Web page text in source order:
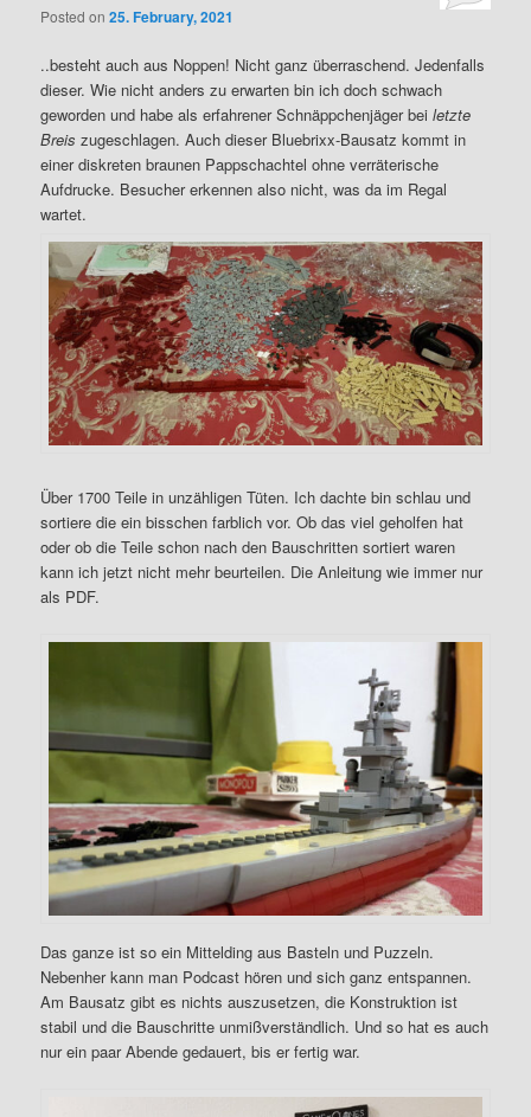
Posted on25. February, 2021
..besteht auch aus Noppen! Nicht ganz überraschend. Jedenfalls
dieser. Wie nicht anders zu erwarten bin ich doch schwach
geworden und habe als erfahrener Schnäppchenjäger bei letzte
Breis zugeschlagen. Auch dieser Bluebrixx-Bausatz kommt in
einer diskreten braunen Pappschachtel ohne verräterische
Aufdrucke. Besucher erkennen also nicht, was da im Regal
wartet.
Über 1700 Teile in unzähligen Tüten. Ich dachte bin schlau und
sortiere die ein bisschen farblich vor. Ob das viel geholfen hat
oder ob die Teile schon nach den Bauschritten sortiert waren
kann ich jetzt nicht mehr beurteilen. Die Anleitung wie immer nur
als PDF.
Das ganze ist so ein Mittelding aus Basteln und Puzzeln.
Nebenher kann man Podcast hören und sich ganz entspannen.
Am Bausatz gibt es nichts auszusetzen, die Konstruktion ist
stabil und die Bauschritte unmißverständlich. Und so hat es auch
nur ein paar Abende gedauert, bis er fertig war.